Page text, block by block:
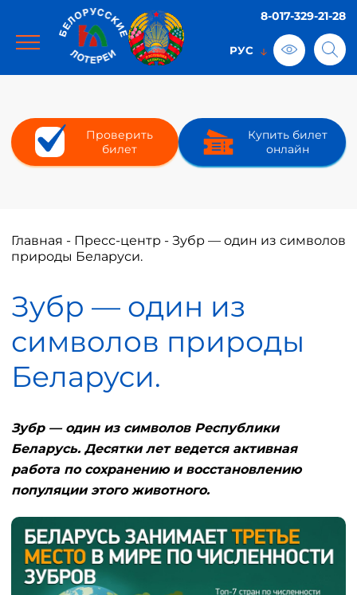
8-017-329-21-28
Проверить
билет
Купить билет
онлайн
Главная - Пресс-центр - Зубр — один из символов
природы Беларуси.
Зубр — один из
символов природы
Беларуси.
Зубр — один из символов Республики
Беларусь. Десятки лет ведется активная
работа по сохранению и восстановлению
популяции этого животного.